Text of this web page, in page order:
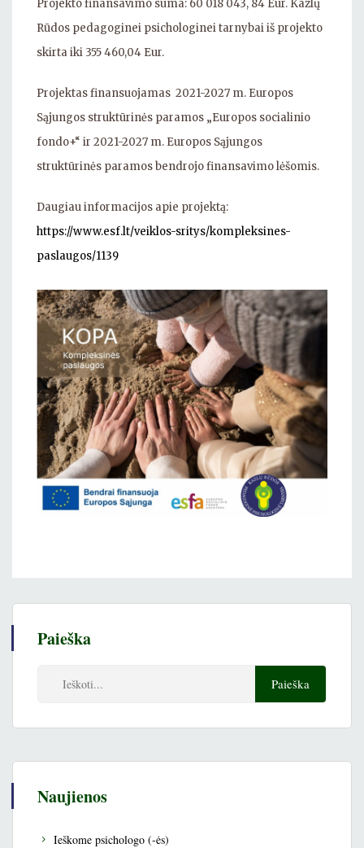
Projekto finansavimo suma: 60 018 043, 84 Eur. Kazlų
Rūdos pedagoginei psichologinei tarnybai iš projekto
skirta iki 355 460,04 Eur.
Projektas finansuojamas 2021-2027 m. Europos
Sąjungos struktūrinės paramos „Europos socialinio
fondo+“ ir 2021-2027 m. Europos Sąjungos
struktūrinės paramos bendrojo finansavimo lėšomis.
Daugiau informacijos apie projektą:
https://www.esf.lt/veiklos-sritys/kompleksines-
paslaugos/1139
Paieška
Naujienos
Ieškome psichologo (-ės)